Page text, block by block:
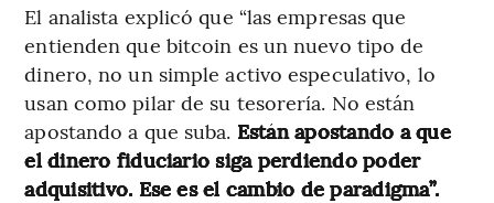
El analista explicó que “las empresas que
entienden que bitcoin es un nuevo tipo de
dinero, no un simple activo especulativo, lo
usan como pilar de su tesorería. No están
apostando a que suba. Están apostando a que
el dinero fiduciario siga perdiendo poder
adquisitivo. Ese es el cambio de paradigma”.